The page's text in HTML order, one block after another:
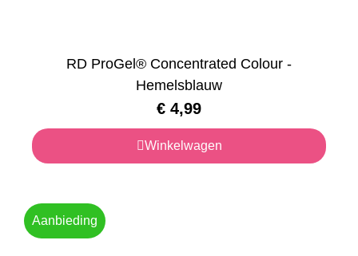
RD ProGel® Concentrated Colour -
Hemelsblauw
€ 4,99
Winkelwagen
Aanbieding